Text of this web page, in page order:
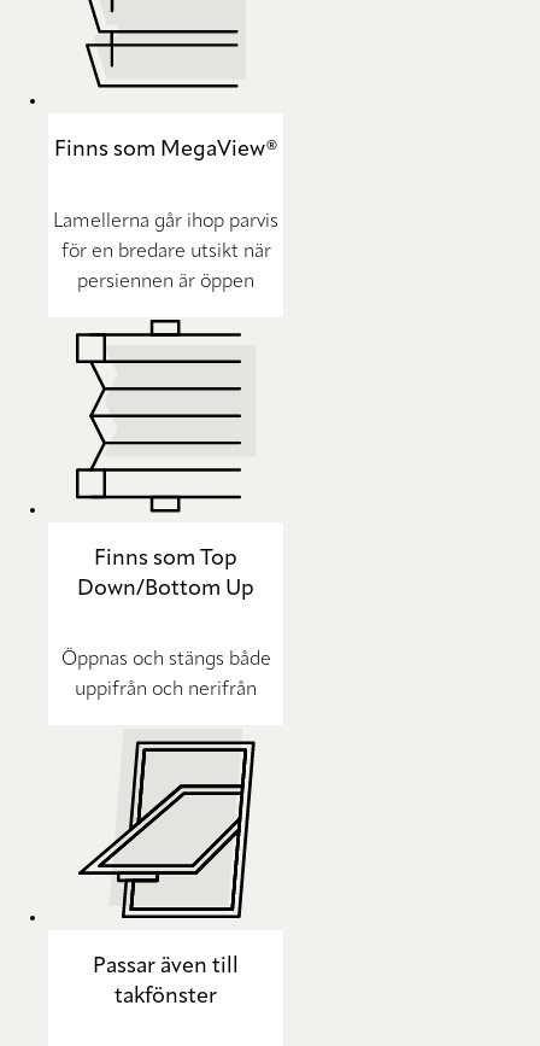
Finns som MegaView®
Lamellerna går ihop parvis
för en bredare utsikt när
persiennen är öppen
Finns som Top
Down/Bottom Up
Öppnas och stängs både
uppifrån och nerifrån
Passar även till
takfönster